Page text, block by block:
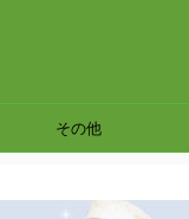
その他